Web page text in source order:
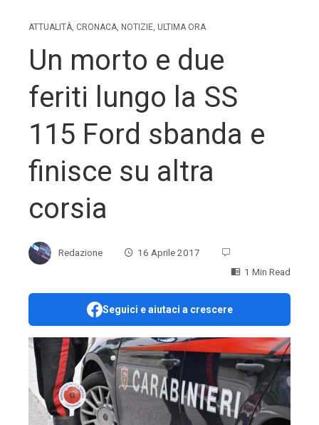
ATTUALITÀ, CRONACA, NOTIZIE, ULTIMA ORA
Un morto e due
feriti lungo la SS
115 Ford sbanda e
finisce su altra
corsia
Redazione
16 Aprile 2017
1 Min Read
Seguici e aiutaci a crescere